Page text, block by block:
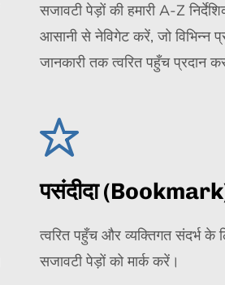
सजावटी पेड़ों की हमारी A-Z
आसानी से नेविगेट करें, जो विभिन्न
जानकारी तक त्वरित पहुँच प्रदान
पसंदीदा
त्वरित पहुँच और व्यक्तिगत संदर्भ के
सजावटी पेड़ों को मार्क करें।